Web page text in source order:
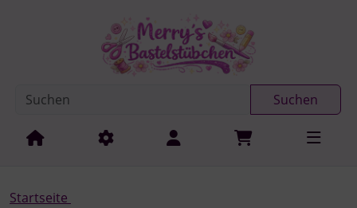
Springe zur Navigation
Suchen
Startseite